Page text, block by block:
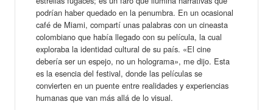
podrían haber quedado en la penumbra. En un ocasional
café de Miami, compartí unas palabras con un cineasta
colombiano que había llegado con su película, la cual
exploraba la identidad cultural de su país. «El cine
debería ser un espejo, no un holograma», me dijo. Esta
es la esencia del festival, donde las películas se
convierten en un puente entre realidades y experiencias
humanas que van más allá de lo visual.